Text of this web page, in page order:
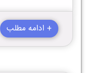
+ ادامه مطلب